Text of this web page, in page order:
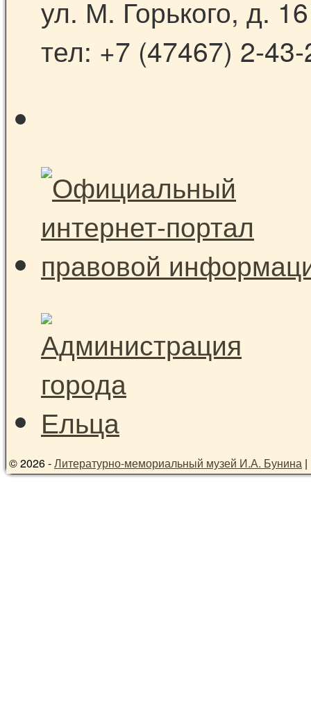
ул. М. Горького, д. 16
тел: +7 (47467) 2-
© 2026 -Литературно-мемориальный музей И.А. Бунина |